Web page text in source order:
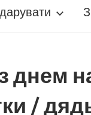
днем
/